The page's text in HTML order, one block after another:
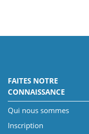
FAITES NOTRE
CONNAISSANCE
Qui nous sommes
Inscription